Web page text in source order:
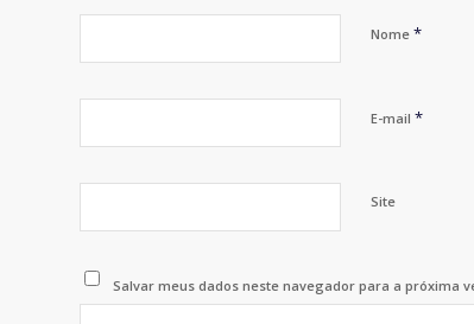
Nome *
E-mail *
Site
Salvar meus dados neste navegador para a próxima